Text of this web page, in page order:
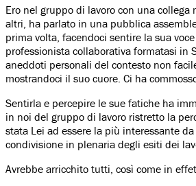
Ero nel gruppo di lavoro con una collega
altri, ha parlato in una pubblica
prima volta, facendoci sentire la sua
professionista collaborativa formatasi in
aneddoti personali del contesto non
mostrandoci il suo cuore. Ci ha
Sentirla e percepire le sue fatiche ha
in noi del gruppo di lavoro ristretto la
stata Lei ad essere la più interessante
condivisione in plenaria degli esiti dei
Avrebbe arricchito tutti, così come in